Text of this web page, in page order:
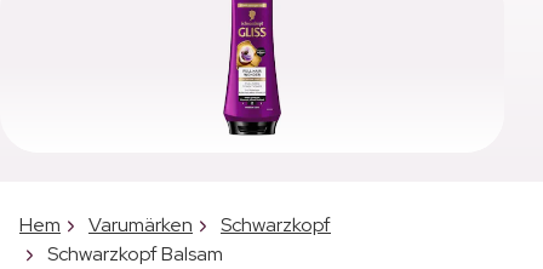
Hem Varumärken
Schwarzkopf
Schwarzkopf Balsam